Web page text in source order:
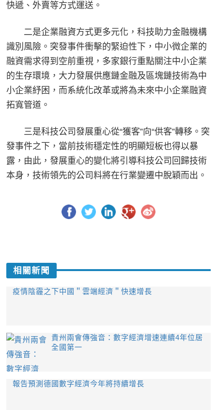
快遞、外賣等方式運送。
二是企業融資方式更多元化，科技助力金融機構
識別風險。突發事件衝擊的緊迫性下，中小微企業的
融資需求得到空前重視，多家銀行重點關注中小企業
的生存環境，大力發展供應鏈金融及區塊鏈技術為中
小企業紓困，而系統化改革或將為未來中小企業融資
拓寬管道。
三是科技公司發展重心從“獲客”向“供客”轉移。突
發事件之下，當前技術穩定性的明顯短板也得以暴
露，由此，發展重心的變化將引導科技公司回歸技術
本身，技術領先的公司料將在行業變遷中脫穎而出。
相關新聞
疫情陰霾之下中國＂雲端經濟＂快速增長
貴州兩會傳強音：數字經濟增速連續4年位居
全國第一
報告預測德國數字經濟今年將持續增長